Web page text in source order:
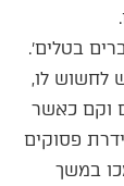
בטלים׳.
לחשוש לו,
וקם כאשר
פסוקים
במשך